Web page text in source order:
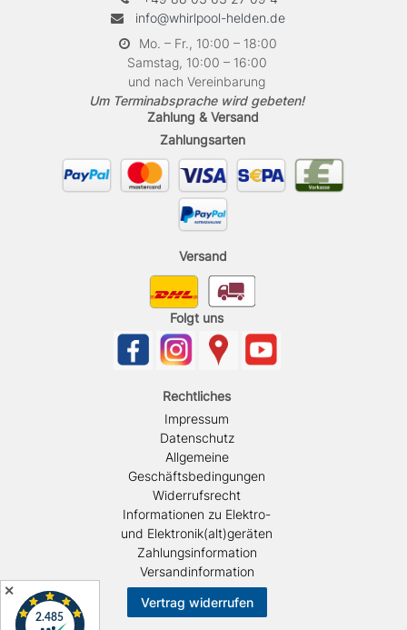
info@whirlpool-helden.de
Mo. – Fr., 10:00 – 18:00
Samstag, 10:00 – 16:00
und nach Vereinbarung
Um Terminabsprache wird gebeten!
Zahlung & Versand
Zahlungsarten
Versand
Folgt uns
Rechtliches
Impressum
Datenschutz
Allgemeine
Geschäftsbedingungen
Widerrufsrecht
Informationen zu Elektro-
und Elektronik(alt)geräten
Zahlungsinformation
Versandinformation
Vertrag widerrufen
✕